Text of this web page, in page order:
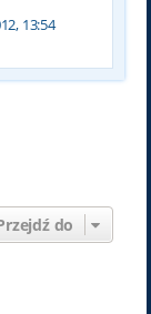
13:54
do